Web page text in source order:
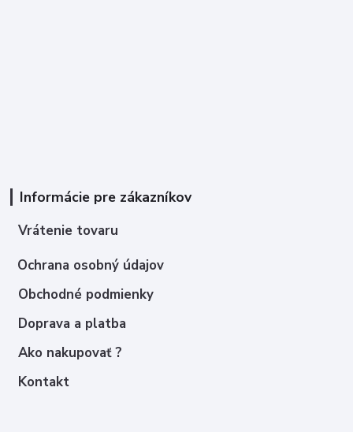
Informácie pre zákazníkov
Vrátenie tovaru
Ochrana osobný údajov
Obchodné podmienky
Doprava a platba
Ako nakupovať ?
Kontakt